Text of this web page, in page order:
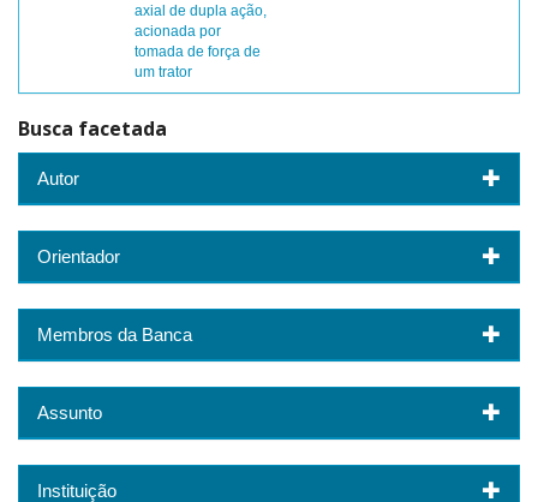
axial de dupla ação,
acionada por
tomada de força de
um trator
Busca facetada
Autor
Orientador
Membros da Banca
Assunto
Instituição